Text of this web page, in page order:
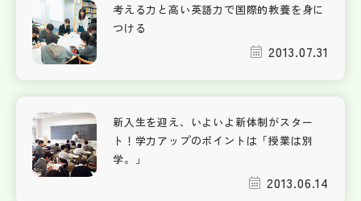
考える力と高い英語力で国際的教養を身に
つける
2013.07.31
新入生を迎え、いよいよ新体制がスター
ト！学力アップのポイントは「授業は別
学。」
2013.06.14